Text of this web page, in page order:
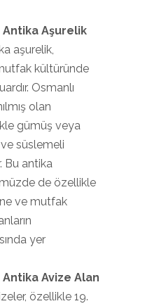
Aşurelik
aşurelik,
kültüründe
Osmanlı
olan
gümüş veya
ve süslemeli
Bu antika
de özellikle
ve mutfak
yer
Avize Alan
özellikle 19.